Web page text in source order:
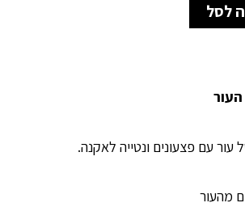
לסל
העור
עור עם פצעונים ונטייה לאקנה.
מהעור